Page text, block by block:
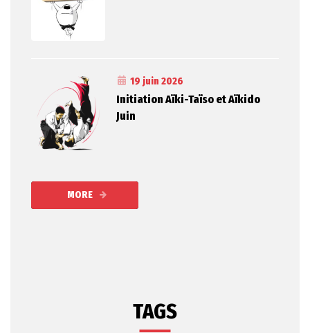
19 juin 2026
Initiation Aïki-Taïso et Aïkido
Juin
MORE
TAGS